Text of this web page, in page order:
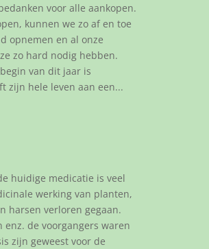
voor alle aankopen.
kunnen we zo af en toe
opnemen en al onze
zo hard nodig hebben.
van dit jaar is
zijn hele leven aan een...
huidige medicatie is veel
werking van planten,
harsen verloren gegaan.
enz. de voorgangers waren
zijn geweest voor de